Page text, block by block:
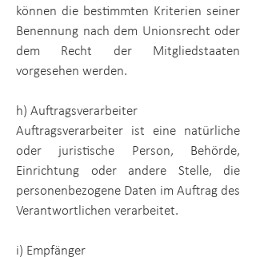
können die bestimmten Kriterien seiner
Benennung nach dem Unionsrecht oder
dem Recht der Mitgliedstaaten
vorgesehen werden.
h) Auftragsverarbeiter
Auftragsverarbeiter ist eine natürliche
oder juristische Person, Behörde,
Einrichtung oder andere Stelle, die
personenbezogene Daten im Auftrag des
Verantwortlichen verarbeitet.
i) Empfänger